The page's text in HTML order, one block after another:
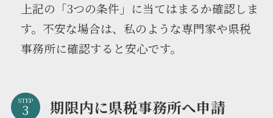
上記の「3つの条件」に当てはまるか確認しま
す。不安な場合は、私のような専門家や県税
事務所に確認すると安心です。
STEP 期限内に県税事務所へ申請